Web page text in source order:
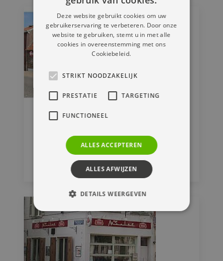
Café 't Smiske
Lauwstraat 114
3700 Tongeren
Deze website gebruikt cookies om uw
gebruikerservaring te verbeteren. Door onze
website te gebruiken, stemt u in met alle
cookies in overeenstemming met ons
Cookiebeleid.
STRIKT NOODZAKELIJK
PRESTATIE TARGETING
FUNCTIONEEL
ALLES ACCEPTEREN
ALLES AFWIJZEN
DETAILS WEERGEVEN